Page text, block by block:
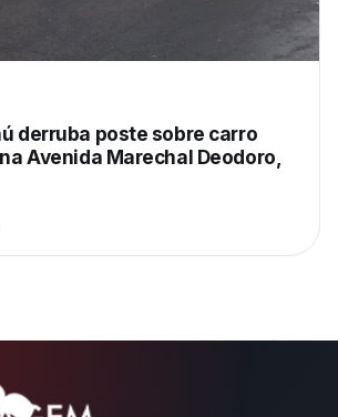
derruba poste sobre carro
Avenida Marechal Deodoro,